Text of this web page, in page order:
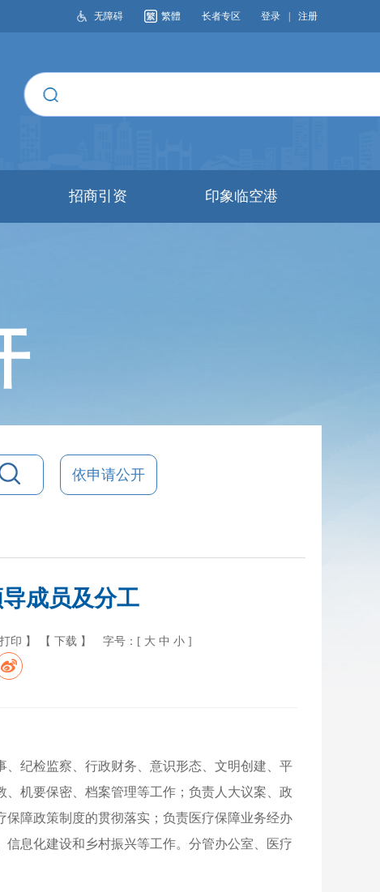
无障碍 繁體 长者专区 登录 注册
招商引资 印象临空港
依申请公开
成员及分工
印 】 【 下载 】 字号：[ 大 中 小 ]
纪检监察、行政财务、意识形态、文明创建、平
机要保密、档案管理等工作；负责人大议案、政
障政策制度的贯彻落实；负责医疗保障业务经办
息化建设和乡村振兴等工作。分管办公室、医疗